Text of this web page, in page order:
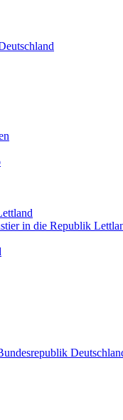
in die Republik